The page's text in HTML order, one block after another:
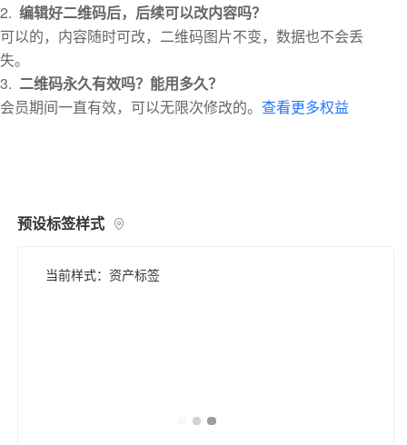
2. 编辑好二维码后，后续可以改内容吗？
可以的，内容随时可改，二维码图片不变，数据也不会丢
失。
3. 二维码永久有效吗？能用多久？
会员期间一直有效，可以无限次修改的。 查看更多权益
预设标签样式
当前样式：资产标签